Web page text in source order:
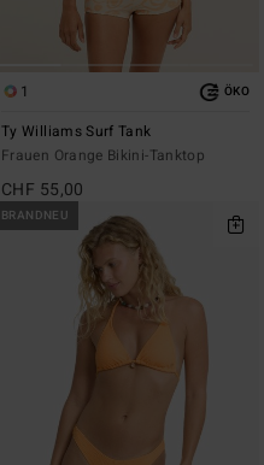
1 ÖKO
Ty Williams Surf Tank
Frauen Orange Bikini-Tanktop
CHF 55,00
BRANDNEU